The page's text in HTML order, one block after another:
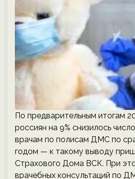
По предварительным итогам
россиян на 9% снизилось
врачам по полисам ДМС по
годом — к такому выводу
Страхового Дома ВСК. При
врачебных консультаций по